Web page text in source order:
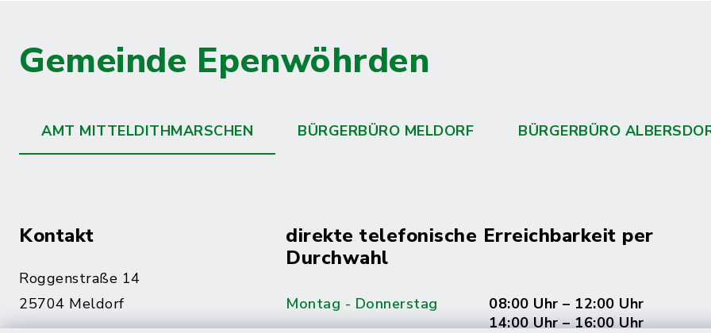
Gemeinde Epenwöhrden
AMT MITTELDITHMARSCHEN BÜRGERBÜRO MELDORF BÜRGERBÜRO
Kontakt
Roggenstraße 14
25704 Meldorf
direkte telefonische Erreichbarkeit per
Durchwahl
Montag - Donnerstag
08:00 Uhr – 12:00 Uhr
14:00 Uhr – 16:00 Uhr